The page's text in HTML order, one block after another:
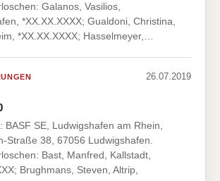
Galanos, Vasilios,
*XX.XX.XXXX; Gualdoni, Christina,
*XX.XX.XXXX; Hasselmeyer,…
26.07.2019
BASF SE, Ludwigshafen am Rhein,
Straße 38, 67056 Ludwigshafen.
Bast, Manfred, Kallstadt,
Brughmans, Steven, Altrip,